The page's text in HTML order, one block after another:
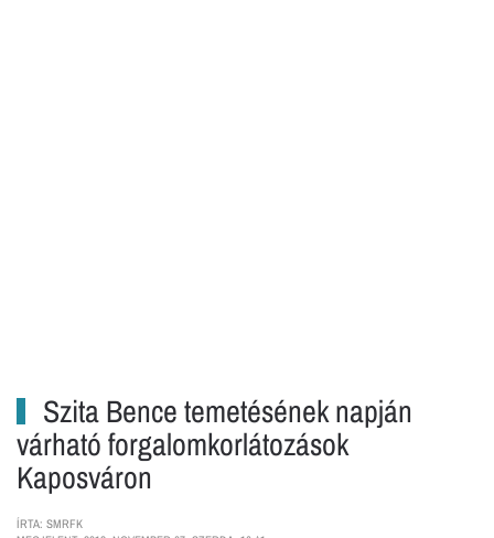
Szita Bence temetésének napján
várható forgalomkorlátozások
Kaposváron
ÍRTA: SMRFK